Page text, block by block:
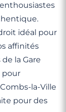
idéal pour
affinités
la Gare
pour
la-Ville
pour des